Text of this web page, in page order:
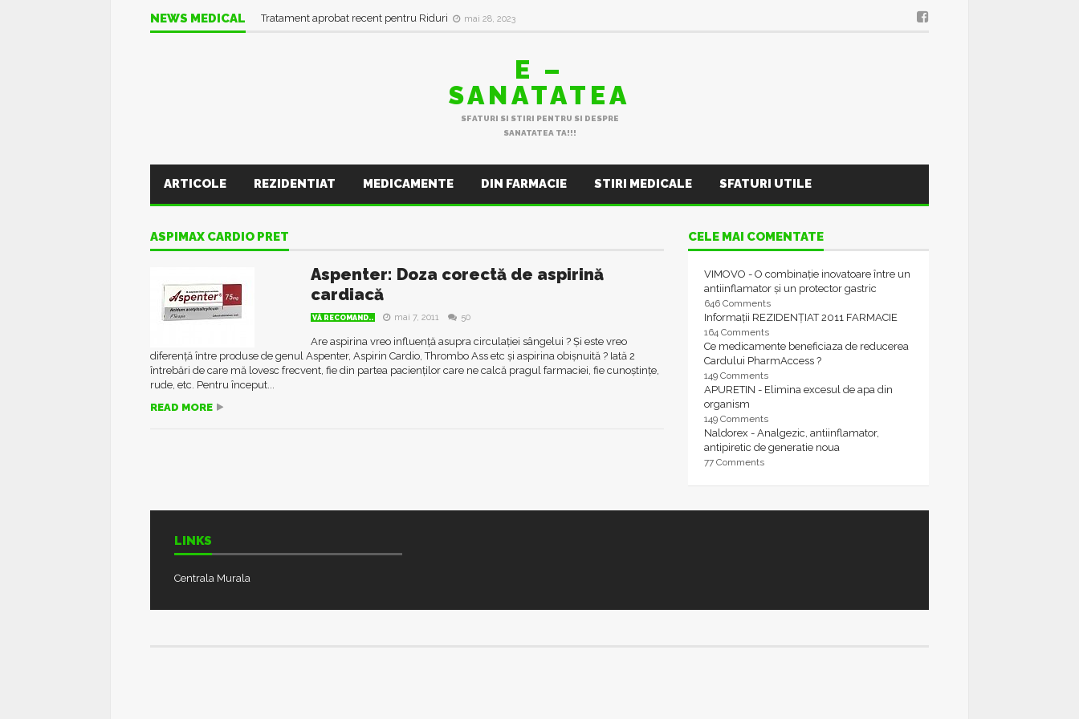
NEWS MEDICAL Tratament aprobat recent pentru Riduri mai 28, 2023
E –
SANATATEA
SFATURI SI STIRI PENTRU SI DESPRE
SANATATEA TA!!!
ARTICOLE REZIDENTIAT MEDICAMENTE DIN FARMACIE STIRI MEDICALE SFATURI UTILE
ASPIMAX CARDIO PRET
Aspenter: Doza corectă de aspirină
cardiacă
VĂ RECOMAND.. mai 7, 2011 50
Are aspirina vreo influență asupra circulației sângelui ? Și este vreo
diferență între produse de genul Aspenter, Aspirin Cardio, Thrombo Ass etc și aspirina obișnuită ? Iată 2
întrebări de care mă lovesc frecvent, fie din partea pacienților care ne calcă pragul farmaciei, fie cunoștințe,
rude, etc. Pentru început...
READ MORE
CELE MAI COMENTATE
VIMOVO - O combinație inovatoare între un
antiinflamator și un protector gastric
646 Comments
Informații REZIDENȚIAT 2011 FARMACIE
164 Comments
Ce medicamente beneficiaza de reducerea
Cardului PharmAccess ?
149 Comments
APURETIN - Elimina excesul de apa din
organism
149 Comments
Naldorex - Analgezic, antiinflamator,
antipiretic de generatie noua
77 Comments
LINKS
Centrala Murala